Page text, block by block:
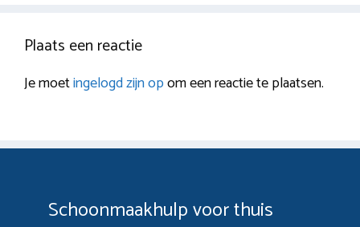
Plaats een reactie
Je moetingelogd zijn opom een reactie te plaatsen.
Schoonmaakhulp voor thuis